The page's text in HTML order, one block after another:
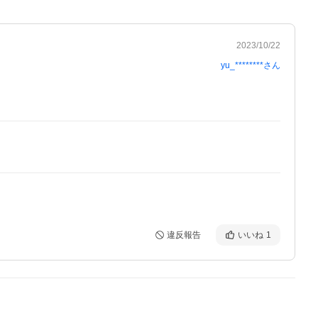
2023/10/22
yu_********さん
違反報告 いいね 1